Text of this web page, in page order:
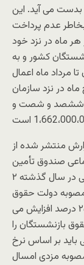
اجتماعی ضرب شود عدد 332،400،000،000 بدست می آید. این
عدم پرداخت
هر ماه در نزد خود
کشور و به
حقوق تا مرداد ماه اعمال
در نزد سازمان
و ششصد و شصت و
منتشر شده از
صندوق تأمین‌
اجتماعی تعداد مستمری ‌بگیران تأمین‌ اجتماعی در سال گذشته ۲
بر اساس مصوبه دولت حقوق
بازنشستگان مشمول قانون کار می بایست ۲۵ درصد افزایش می
۲۵ درصدی حقوق بازنشستگان را
بر اساس نرخ
مزدی امسال